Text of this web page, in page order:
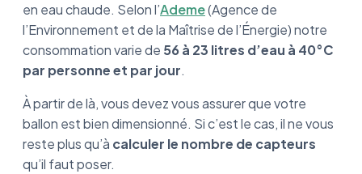
en eau chaude. Selon l’Ademe(Agence de
l’Environnement et de la Maîtrise de l’Énergie) notre
consommation varie de 56 à 23 litres d’eau à 40°C
par personne et par jour.
À partir de là, vous devez vous assurer que votre
ballon est bien dimensionné. Si c’est le cas, il ne vous
reste plus qu’à calculer le nombre de capteurs
qu’il faut poser.